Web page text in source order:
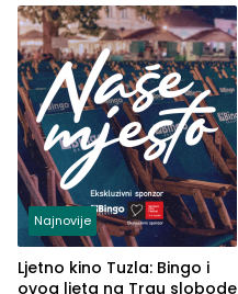
Najnovije
Ljetno kino Tuzla: Bingo i
ovog ljeta na Trgu slobode